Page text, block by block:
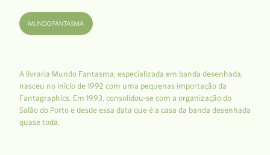
A livraria Mundo Fantasma, especializada em banda desenhada,
nasceu no início de 1992 com uma pequenas importação da
Fantagraphics. Em 1993, consolidou-se com a organização do
Salão do Porto e desde essa data que é a casa da banda desenhada
quase toda.